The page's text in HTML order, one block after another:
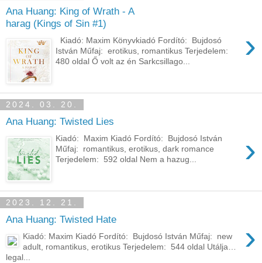
Ana Huang: King of Wrath - A
harag (Kings of Sin #1)
›
Kiadó: Maxim Könyvkiadó Fordító: Bujdosó
István Műfaj: erotikus, romantikus Terjedelem:
480 oldal Ő ​volt az én Sarkcsillago...
2024. 03. 20.
Ana Huang: Twisted Lies
›
Kiadó: Maxim Kiadó Fordító: Bujdosó István
Műfaj: romantikus, erotikus, dark romance
Terjedelem: 592 oldal Nem a hazug...
2023. 12. 21.
Ana Huang: Twisted Hate ›
Kiadó: Maxim Kiadó Fordító: Bujdosó István Műfaj: new
adult, romantikus, erotikus Terjedelem: 544 oldal Utálja… ​
legal...